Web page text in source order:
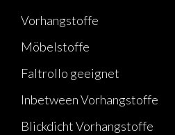
Vorhangstoffe
Möbelstoffe
Faltrollo geeignet
Inbetween Vorhangstoffe
Blickdicht Vorhangstoffe